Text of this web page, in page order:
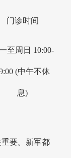
门诊时间
至周日 10:00-
(中午不休
息)
要。新军都